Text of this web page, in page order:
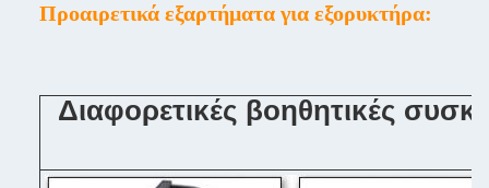
Προαιρετικά εξαρτήματα για εξορυκτήρα:
Διαφορετικές βοηθητικές